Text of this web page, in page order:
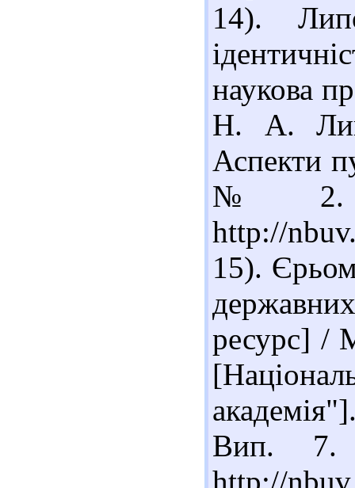
14).
наукова
Н. А.
Аспекти
№ 2. -
http://
15).
ресурс] /
Вип.